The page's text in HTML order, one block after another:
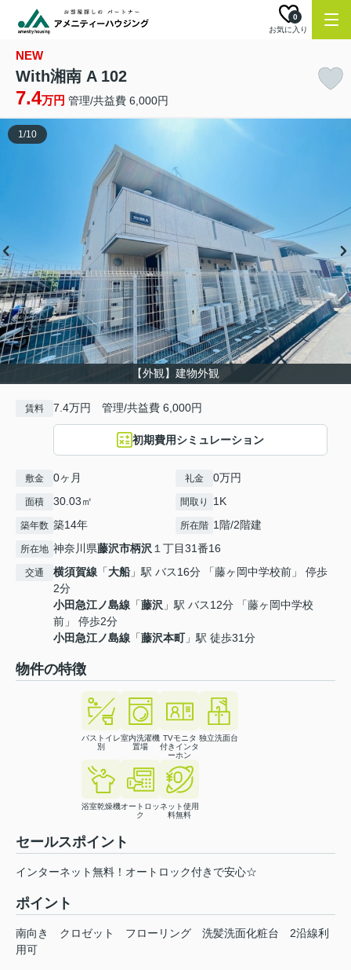
お気に入り
0
NEW
With湘南 A 102
7.4万円 管理/共益費 6,000円
【外観】建物外観
1/10
賃料 7.4万円 管理/共益費 6,000円
初期費用シミュレーション
敷金 0ヶ月 礼金 0万円
面積 30.03㎡ 間取り 1K
築年数 築14年 所在階 1階/2階建
所在地 神奈川県藤沢市柄沢１丁目31番16
交通 横須賀線 「大船」駅 バス16分 「藤ヶ岡中学校前」 停歩
2分
小田急江ノ島線 「藤沢 」駅 バス12分 「藤ヶ岡中学校
前」 停歩2分
小田急江ノ島線 「藤沢本町」駅 徒歩31分
物件の特徴
バストイレ
別
室内洗濯機
置場
TVモニタ
付きインタ
ーホン
独立洗面台
浴室乾燥機オートロッ
ク
ネット使用
料無料
セールスポイント
インターネット無料！オートロック付きで安心☆
ポイント
南向き クロゼット フローリング 洗髪洗面化粧台
2沿線利
用可